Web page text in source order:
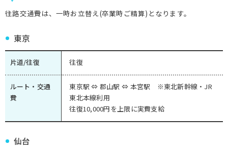
往路交通費は、一時お立替え(卒業時ご精算)となります。
東京
片道/往復 往復
ルート・交通
費
東京駅 ⇔ 郡山駅 ⇔ 本宮駅 ※東北新幹線・JR
東北本線利用
往復10,000円を上限に実費支給
仙台